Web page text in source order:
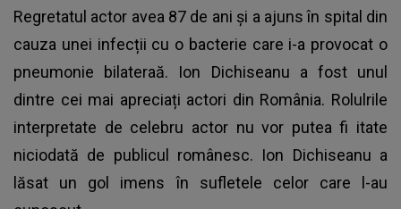
Regretatul actor avea 87 de ani și a ajuns în spital din
cauza unei infecții cu o bacterie care i-a provocat o
pneumonie bilateraă. Ion Dichiseanu a fost unul
dintre cei mai apreciați actori din România. Rolulrile
interpretate de celebru actor nu vor putea fi itate
niciodată de publicul românesc. Ion Dichiseanu a
lăsat un gol imens în sufletele celor care l-au